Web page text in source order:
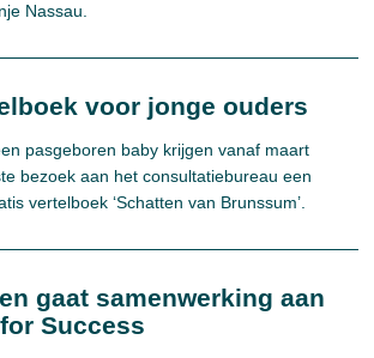
Nassau.
voor jonge ouders
pasgeboren baby krijgen vanaf maart
bezoek aan het consultatiebureau een
vertelboek ‘Schatten van Brunssum’.
gaat samenwerking aan
Success